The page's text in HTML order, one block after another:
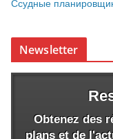
Ссудные
Newsletter
Obtenez des
plans et de